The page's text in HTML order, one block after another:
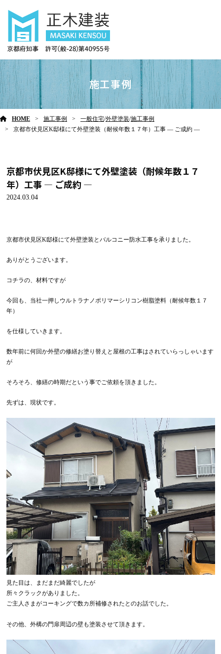
施工事例
HOME 施工事例 一般住宅/外壁塗装/施工事例
京都市伏見区K邸様にて外壁塗装（耐候年数１７年）工事 ― ご成約 ―
京都市伏見区K邸様にて外壁塗装（耐候年数１７
年）工事 ― ご成約 ―
2024.03.04
京都市伏見区K邸様にて外壁塗装とバルコニー防水工事を承りました。
ありがとうございます。
コチラの、材料ですが
今回も、当社一押しウルトラナノポリマーシリコン樹脂塗料（耐候年数１７
年）
を仕様していきます。
数年前に何回か外壁の修繕お塗り替えと屋根の工事はされていらっしゃいます
が
そろそろ、修繕の時期だという事でご依頼を頂きました。
先ずは、現状です。
見た目は、まだまだ綺麗でしたが
所々クラックがありました。
ご主人さまがコーキングで数カ所補修されたとのお話でした。
その他、外構の門扉周辺の壁も塗装させて頂きます。